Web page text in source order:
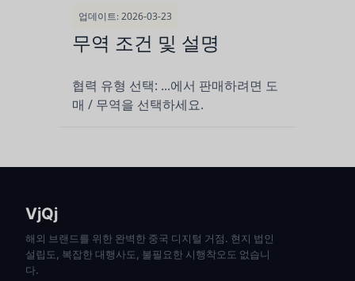
업데이트: 2026-03-23
무역 조건 및 설명
협력 유형 선택: ...에서 판매하려면 도
매 / 무역을 선택하세요.
VjQj
해외 브랜드를 위한 완벽한 중국 디지털 거점. 현지 법인
설립도, 복잡한 대행사도, 불필요한 시행착오도 없습니
다.